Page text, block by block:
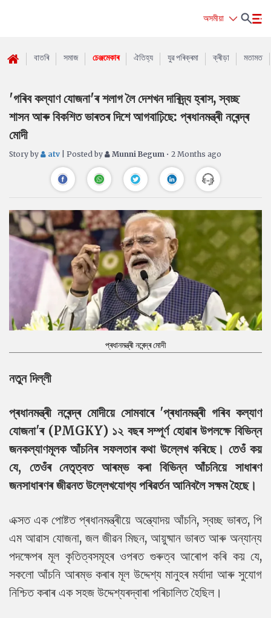
অসমীয়া
বাতৰি সমাজ চেঞ্জমেকাৰ ঐতিহ্য যুৱ পৰিক্ৰমা ক্ৰীড়া মতামত
'গৰিব কল্যাণ যোজনা'ৰ শলাগ লৈ দেশখন দাৰিদ্ৰ্য হ্ৰাস, স্বচ্ছ
শাসন আৰু বিকশিত ভাৰতৰ দিশে আগবাঢ়িছে: প্ৰধানমন্ত্ৰী নৰেন্দ্ৰ
মোদী
Story by atv | Posted by Munni Begum • 2 Months ago
প্ৰধানমন্ত্ৰী নৰেন্দ্ৰ মোদী
নতুন দিল্লী
প্ৰধানমন্ত্ৰী নৰেন্দ্ৰ মোদীয়ে সোমবাৰে 'প্ৰধানমন্ত্ৰী গৰিব কল্যাণ
যোজনা'ৰ (PMGKY) ১২ বছৰ সম্পূৰ্ণ হোৱাৰ উপলক্ষে বিভিন্ন
জনকল্যাণমূলক আঁচনিৰ সফলতাৰ কথা উল্লেখ কৰিছে। তেওঁ কয়
যে, তেওঁৰ নেতৃত্বত আৰম্ভ কৰা বিভিন্ন আঁচনিয়ে সাধাৰণ
জনসাধাৰণৰ জীৱনত উল্লেখযোগ্য পৰিৱৰ্তন আনিবলৈ সক্ষম হৈছে।
এক্সত এক পোষ্টত প্ৰধানমন্ত্ৰীয়ে অন্ত্যোদয় আঁচনি, স্বচ্ছ ভাৰত, পি
এম আৱাস যোজনা, জল জীৱন মিছন, আয়ুষ্মান ভাৰত আৰু অন্যান্য
পদক্ষেপৰ মূল কৃতিত্বসমূহৰ ওপৰত গুৰুত্ব আৰোপ কৰি কয় যে,
সকলো আঁচনি আৰম্ভ কৰাৰ মূল উদ্দেশ্য মানুহৰ মৰ্যাদা আৰু সুযোগ
নিশ্চিত কৰাৰ এক সহজ উদ্দেশ্যৰদ্বাৰা পৰিচালিত হৈছিল।